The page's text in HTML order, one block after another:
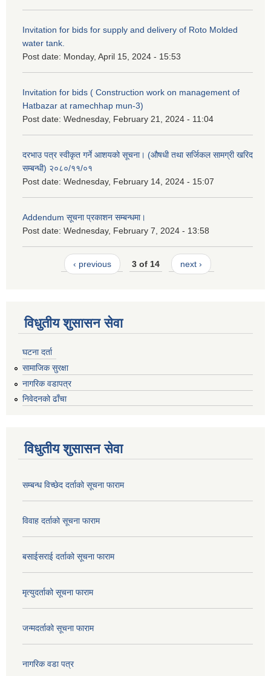
Invitation for bids for supply and delivery of Roto Molded
water tank.
Post date: Monday, April 15, 2024 - 15:53
Invitation for bids ( Construction work on management of
Hatbazar at ramechhap mun-3)
Post date: Wednesday, February 21, 2024 - 11:04
दरभाउ पत्र स्वीकृत गर्ने आशयको सूचना। (औषधी तथा सर्जिकल सामग्री खरिद
सम्बन्धी) २०८०/११/०१
Post date: Wednesday, February 14, 2024 - 15:07
Addendum सूचना प्रकाशन सम्बन्धमा।
Post date: Wednesday, February 7, 2024 - 13:58
‹ previous 3 of 14 next ›
विधुतीय शुसासन सेवा
घटना दर्ता
सामाजिक सुरक्षा
नागरिक वडापत्र
निवेदनको ढाँचा
विधुतीय शुसासन सेवा
सम्बन्ध विच्छेद दर्ताको सूचना फाराम
विवाह दर्ताको सूचना फाराम
बसाईसराई दर्ताको सूचना फाराम
मृत्युदर्ताको सूचना फाराम
जन्मदर्ताको सूचना फाराम
नागरिक वडा पत्र